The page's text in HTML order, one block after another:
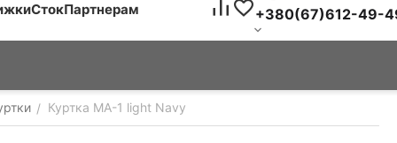
СтокПартнерам +380(67)612-49-
/ Куртка MA-1 light Navy